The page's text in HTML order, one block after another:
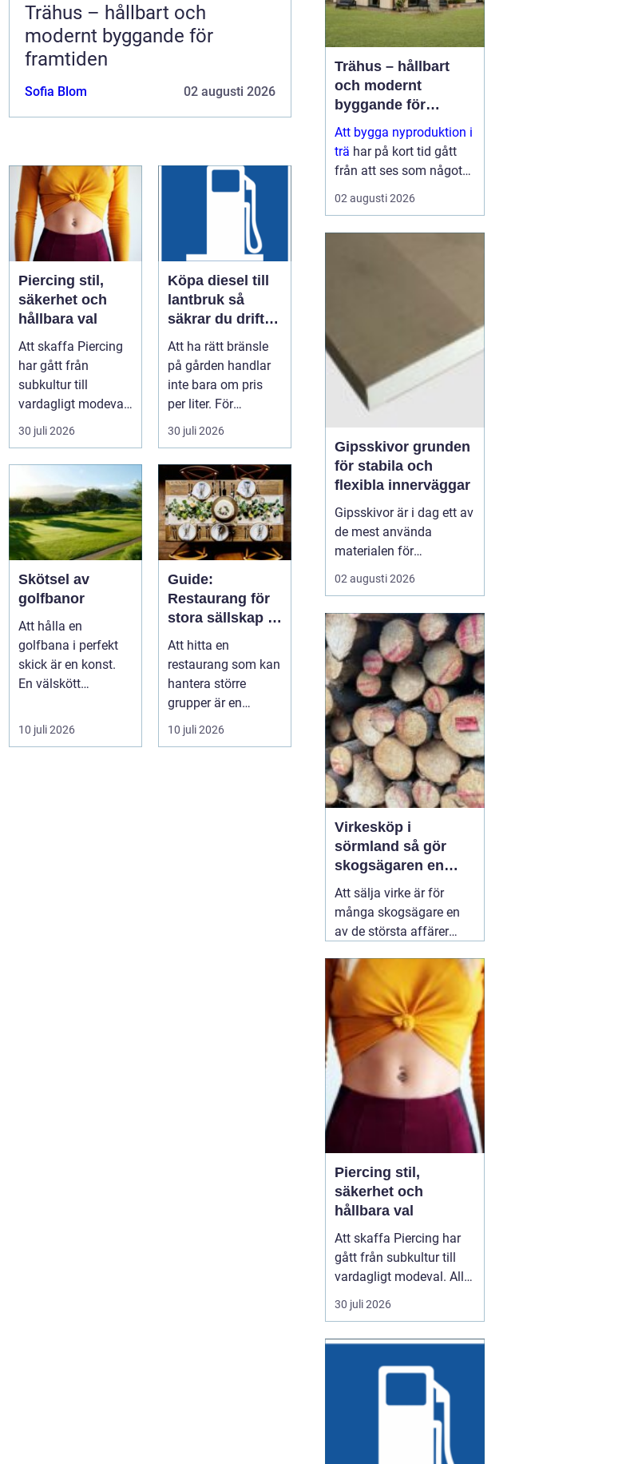
Trähus – hållbart och
modernt byggande för
framtiden
Sofia Blom 02 augusti 2026
Piercing stil,
säkerhet och
hållbara val
Att skaffa Piercing
har gått från
subkultur till
vardagligt modeval.
Allt fler använder
piercade smy...
30 juli 2026
Köpa diesel till
lantbruk så
säkrar du driften
året runt
Att ha rätt bränsle
på gården handlar
inte bara om pris
per liter. För
lantbruket är diesel
en förut...
30 juli 2026
Skötsel av
golfbanor
Att hålla en
golfbana i perfekt
skick är en konst.
En välskött
inte bara en
enastå...
10 juli 2026
Guide:
Restaurang för
stora sällskap i
Stockholm
Att hitta en
restaurang som kan
hantera större
grupper är en
utmaning, särskilt
om ma...
10 juli 2026
Trähus – hållbart
och modernt
byggande för
framtiden
Att bygga nyproduktion i
trä har på kort tid gått
från att ses som något
traditionellt till att bli ett
av de mest moderna
02 augusti 2026
Gipsskivor grunden
för stabila och
flexibla innerväggar
Gipsskivor är i dag ett av
de mest använda
materialen för
innerväggar och tak i
både bostäder och
skapar släta ytor, är
enkla att anpassa och
går att kombinera med
krav på ljud, brand och
fukt. I modern
byggproduktion ses de ...
02 augusti 2026
Virkesköp i
sörmland så gör
skogsägaren en
trygg och lönsam
affär
Att sälja virke är för
många skogsägare en
av de största affärer
Samtidigt är marknaden
rörlig, reglerna många
och alternativen fler än
någonsin. Den som vill
lyckas01 augusti 2026
Piercing stil,
säkerhet och
hållbara val
Att skaffa Piercing har
gått från subkultur till
vardagligt modeval. Allt
fler använder piercade
smycken för att uttrycka
kraven på hygien,
trygghet och kvalitet. En
genomtänkt piercing
30 juli 2026